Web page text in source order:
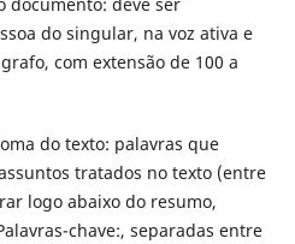
deve ser
do singular, na voz ativa e
com extensão de 100 a
do texto: palavras que
tratados no texto (entre
logo abaixo do resumo,
chave:, separadas entre